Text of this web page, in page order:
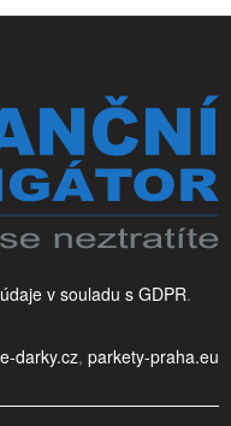
v souladu s GDPR.
darky.cz, parkety-praha.eu